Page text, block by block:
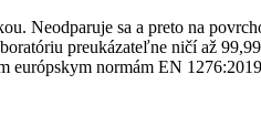
Neodparuje sa a preto na
preukázateľne ničí až
normám EN